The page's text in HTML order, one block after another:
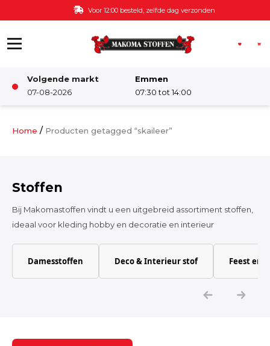
Voor 12:00 besteld, zelfde dag verzonden
Volgende markt
07-08-2026
Emmen
07:30 tot 14:00
Damesstoffen
Katoen
Home / Producten getagged “skaileer”
Stoffen
Bij Makomastoffen vindt u een uitgebreid assortiment stoffen,
ideaal voor kleding hobby en decoratie en interieur
Damesstoffen Deco & Interieur stof Feest en